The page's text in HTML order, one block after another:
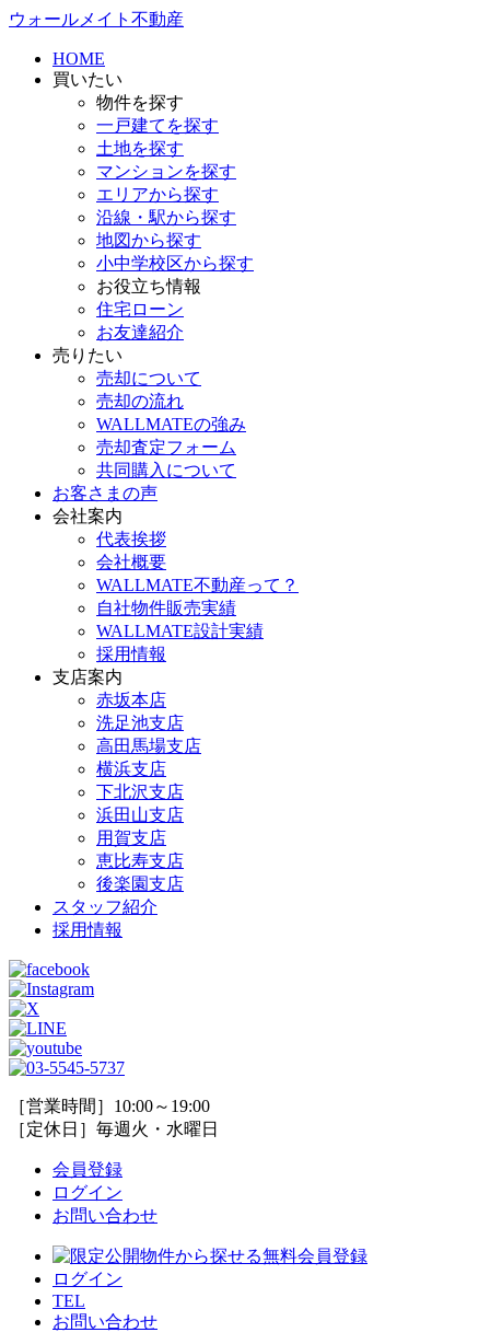
ウォールメイト不動産
HOME
買いたい
物件を探す
一戸建てを探す
土地を探す
マンションを探す
エリアから探す
沿線・駅から探す
地図から探す
小中学校区から探す
お役立ち情報
住宅ローン
お友達紹介
売りたい
売却について
売却の流れ
WALLMATEの強み
売却査定フォーム
共同購入について
お客さまの声
会社案内
代表挨拶
会社概要
WALLMATE不動産って？
自社物件販売実績
WALLMATE設計実績
採用情報
支店案内
赤坂本店
洗足池支店
高田馬場支店
横浜支店
下北沢支店
浜田山支店
用賀支店
恵比寿支店
後楽園支店
スタッフ紹介
採用情報
［営業時間］10:00～19:00
［定休日］毎週火・水曜日
会員登録
ログイン
お問い合わせ
ログイン
TEL
お問い合わせ